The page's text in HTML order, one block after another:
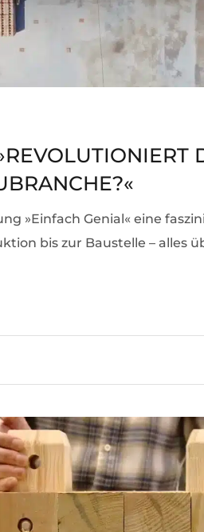
»Einfach Genial« eine
bis zur Baustelle – alles